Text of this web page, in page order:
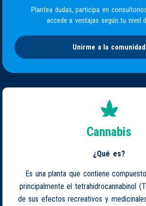
Plantea dudas, participa en
accede a ventajas según tu nivel
Unirme a la comunidad
Cannabis
¿Qué es?
Es una planta que contiene
principalmente el tetrahidrocannabinol
de sus efectos recreativos y